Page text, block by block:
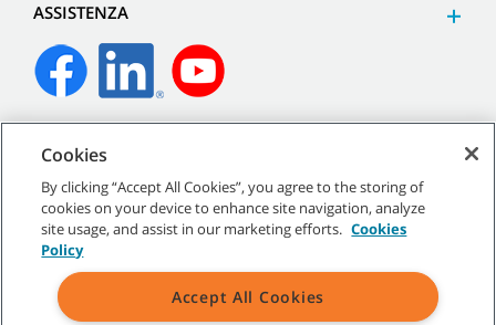
ASSISTENZA
Mappa del sito Termini di utilizzo
Cookies
By clicking “Accept All Cookies”, you agree to the storing of
cookies on your device to enhance site navigation, analyze
site usage, and assist in our marketing efforts. Cookies
Policy
Accept All Cookies